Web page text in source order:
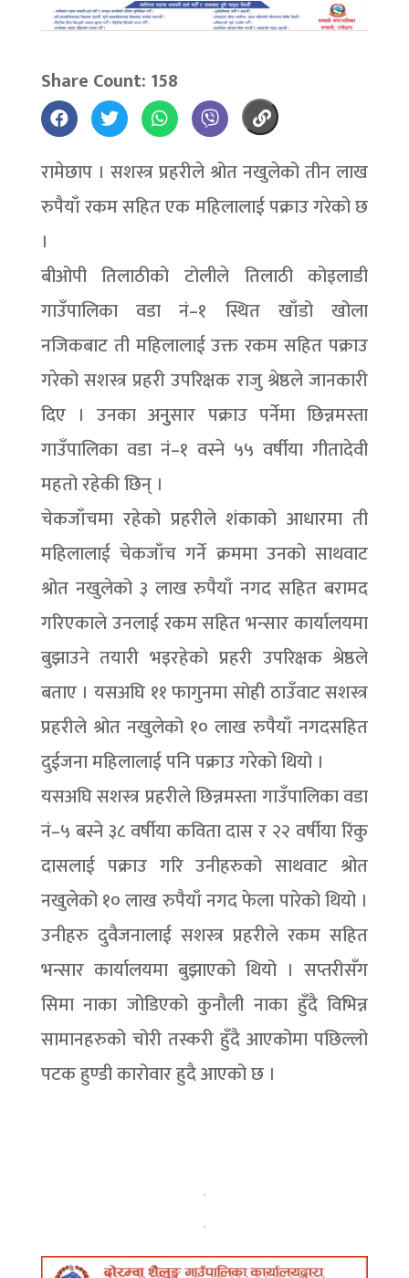
Share Count: 158
रामेछाप । सशस्त्र प्रहरीले श्रोत नखुलेको तीन लाख
रुपैयाँ रकम सहित एक महिलालाई पक्राउ गरेको छ
।
बीओपी तिलाठीको टोलीले तिलाठी कोइलाडी
गाउँपालिका वडा नं–१ स्थित खाँडो खोला
नजिकबाट ती महिलालाई उक्त रकम सहित पक्राउ
गरेको सशस्त्र प्रहरी उपरिक्षक राजु श्रेष्ठले जानकारी
दिए । उनका अनुुसार पक्राउ पर्नेमा छिन्नमस्ता
गाउँपालिका वडा नं–१ वस्ने ५५ वर्षीया गीतादेवी
महतो रहेकी छिन् ।
चेकजाँचमा रहेको प्रहरीले शंकाको आधारमा ती
महिलालाई चेकजाँच गर्ने क्रममा उनको साथवाट
श्रोत नखुलेको ३ लाख रुपैयाँ नगद सहित बरामद
गरिएकाले उनलाई रकम सहित भन्सार कार्यालयमा
बुझाउने तयारी भइरहेको प्रहरी उपरिक्षक श्रेष्ठले
बताए । यसअघि ११ फागुनमा सोही ठाउँवाट सशस्त्र
प्रहरीले श्रोत नखुलेको १० लाख रुपैयाँ नगदसहित
दुईजना महिलालाई पनि पक्राउ गरेको थियो ।
यसअघि सशस्त्र प्रहरीले छिन्नमस्ता गाउँपालिका वडा
नं–५ बस्ने ३८ वर्षीया कविता दास र २२ वर्षीया रिंकु
दासलाई पक्राउ गरि उनीहरुको साथवाट श्रोत
नखुलेको १० लाख रुपैयाँ नगद फेला पारेको थियो ।
उनीहरु दुवैजनालाई सशस्त्र प्रहरीले रकम सहित
भन्सार कार्यालयमा बुझाएको थियो । सप्तरीसँग
सिमा नाका जोडिएको कुनौली नाका हुँदै विभिन्न
सामानहरुको चोरी तस्करी हुँदै आएकोमा पछिल्लो
पटक हुण्डी कारोवार हुदै आएको छ ।